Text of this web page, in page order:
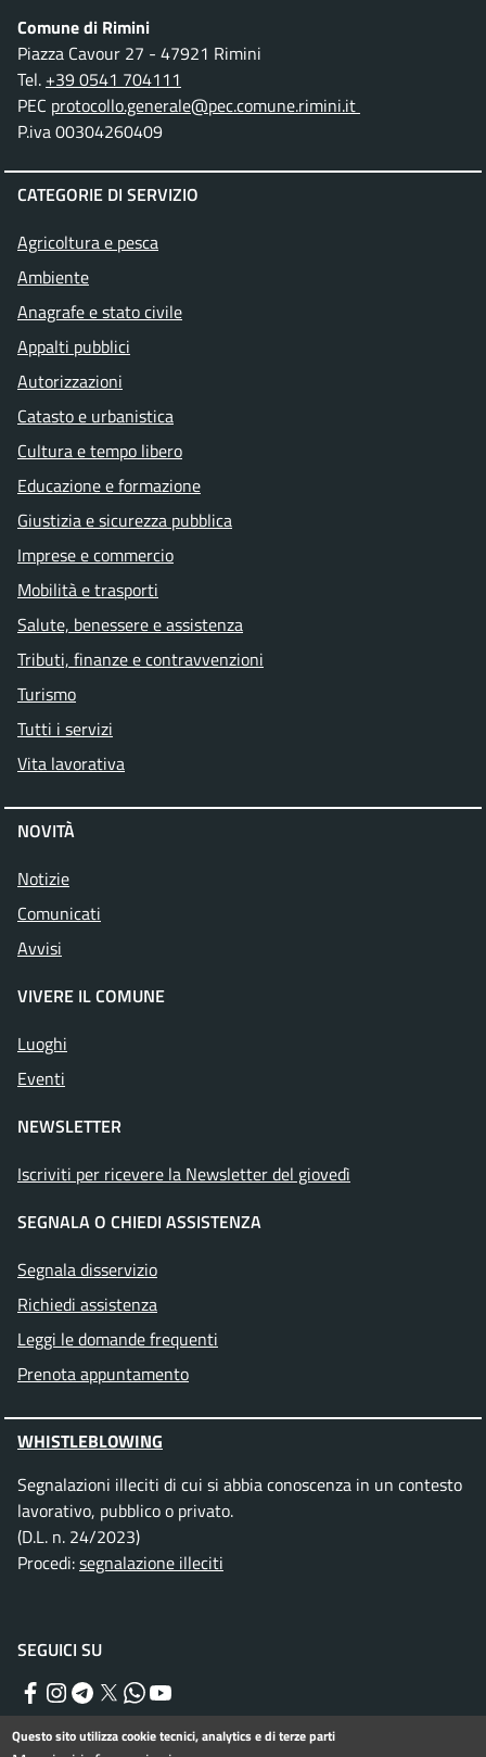
Comune di Rimini
Piazza Cavour 27 - 47921 Rimini
Tel. +39 0541 704111
PEC protocollo.generale@pec.comune.rimini.it
P.iva 00304260409
CATEGORIE DI SERVIZIO
Agricoltura e pesca
Ambiente
Anagrafe e stato civile
Appalti pubblici
Autorizzazioni
Catasto e urbanistica
Cultura e tempo libero
Educazione e formazione
Giustizia e sicurezza pubblica
Imprese e commercio
Mobilità e trasporti
Salute, benessere e assistenza
Tributi, finanze e contravvenzioni
Turismo
Tutti i servizi
Vita lavorativa
NOVITÀ
Notizie
Comunicati
Avvisi
VIVERE IL COMUNE
Luoghi
Eventi
NEWSLETTER
Iscriviti per ricevere la Newsletter del giovedì
SEGNALA O CHIEDI ASSISTENZA
Segnala disservizio
Richiedi assistenza
Leggi le domande frequenti
Prenota appuntamento
WHISTLEBLOWING
Segnalazioni illeciti di cui si abbia conoscenza in un contesto
lavorativo, pubblico o privato.
(D.L. n. 24/2023)
Procedi:segnalazione illeciti
SEGUICI SU
Facebook
Instagram
Telegram
TwitterWhatsApp
Questo sito utilizza cookie tecnici, analytics e di terze parti